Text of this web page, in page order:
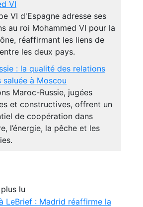
VI
VI d'Espagne adresse ses
au roi Mohammed VI pour la
réaffirmant les liens de
les deux pays.
: la qualité des relations
saluée à Moscou
Maroc-Russie, jugées
et constructives, offrent un
de coopération dans
l’énergie, la pêche et les
lu
LeBrief : Madrid réaffirme la